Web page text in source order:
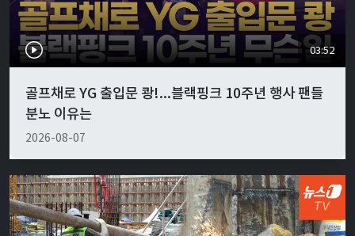
03:52
골프채로 YG 출입문 쾅!...블랙핑크 10주년 행사 팬들
분노 이유는
2026-08-07